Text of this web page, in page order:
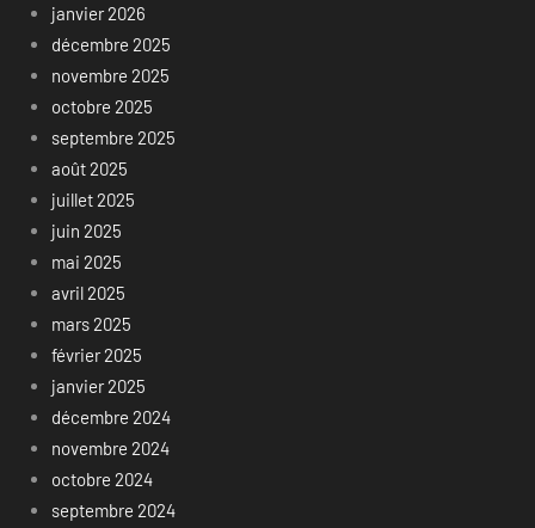
janvier 2026
décembre 2025
novembre 2025
octobre 2025
septembre 2025
août 2025
juillet 2025
juin 2025
mai 2025
avril 2025
mars 2025
février 2025
janvier 2025
décembre 2024
novembre 2024
octobre 2024
septembre 2024